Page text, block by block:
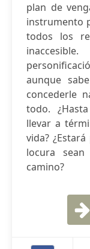
plan de
instrumento
todos los
aunque
concederle
todo.
llevar a
vida?
locura
camino?